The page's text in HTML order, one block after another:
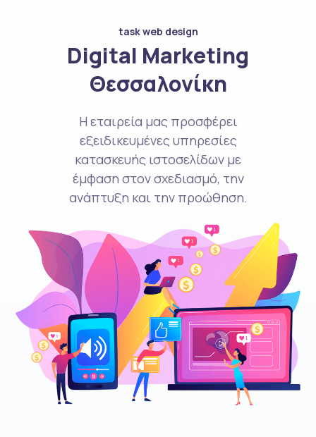
task web design
Digital Marketing
Θεσσαλονίκη
Η εταιρεία μας προσφέρει
εξειδικευμένες υπηρεσίες
κατασκευής ιστοσελίδων με
έμφαση στον σχεδιασμό, την
ανάπτυξη και την προώθηση.